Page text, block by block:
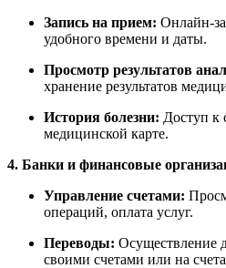
Запись на прием: Онлайн-
удобного времени и даты.
Просмотр результатов
хранение результатов
История болезни: Доступ к
медицинской карте.
4. Банки и финансовые
Управление счетами:
операций, оплата услуг.
Переводы: Осуществление
своими счетами или на